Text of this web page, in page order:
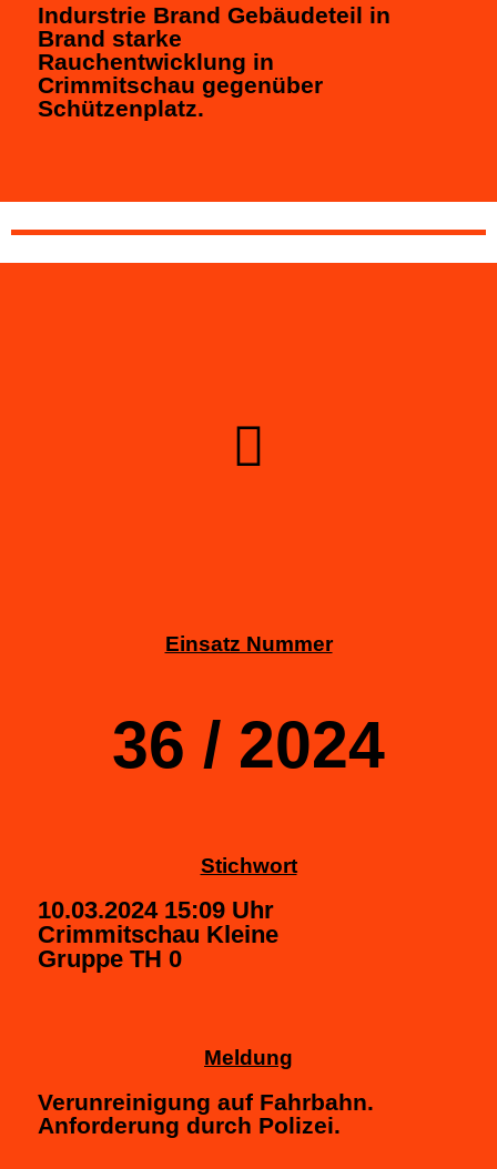
Indurstrie Brand Gebäudeteil in
Brand starke
Rauchentwicklung in
Crimmitschau gegenüber
Schützenplatz.
Einsatz Nummer
36 / 2024
Stichwort
10.03.2024 15:09 Uhr
Crimmitschau Kleine
Gruppe TH 0
Meldung
Verunreinigung auf Fahrbahn.
Anforderung durch Polizei.